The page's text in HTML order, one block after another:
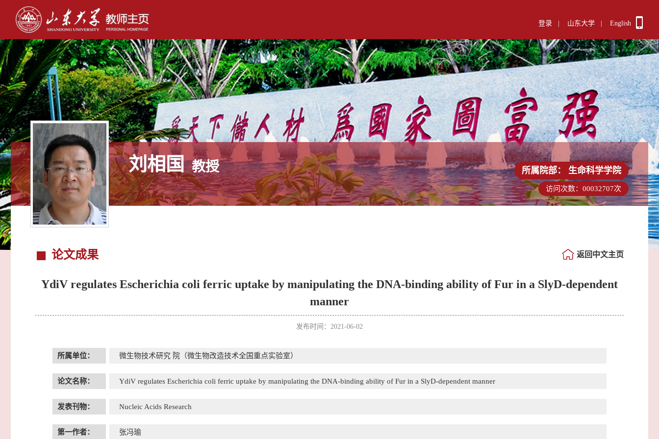
登录 山东大学 English
刘相国 教授 所属院部： 生命科学学院
访问次数： 00032707次
论文成果 返回中文主页
YdiV regulates Escherichia coli ferric uptake by manipulating the DNA-binding ability of Fur in a SlyD-dependent
manner
发布时间：2021-06-02
所属单位： 微生物技术研究 院（微生物改造技术全国重点实验室）
论文名称： YdiV regulates Escherichia coli ferric uptake by manipulating the DNA-binding ability of Fur in a SlyD-dependent manner
发表刊物： Nucleic Acids Research
第一作者： 张冯瑜